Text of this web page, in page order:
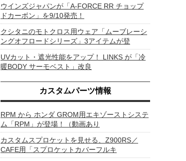
ウインズジャパンが「A-FORCE RR チョップ
ドカーボン」を9/10発売！
クシタニのモトクロス用ウェア「ムーブレーシ
ングオフロードシリーズ」3アイテムが登
UVカット・遮光性能をアップ！ LINKS が「冷
暖BODY サーモベスト」改良
カスタムパーツ情報
RPM から ホンダ GROM用エキゾーストシステ
ム「RPM」が登場！（動画あり
カスタムスプロケットを見せる、Z900RS／
CAFE用「スプロケットカバーフルキ